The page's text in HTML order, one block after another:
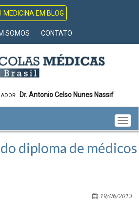
MEDICINA EM BLOG
SOMOS CONTATO
Dr. Antonio Celso Nunes Nassif
diploma de médicos
19/06/2013